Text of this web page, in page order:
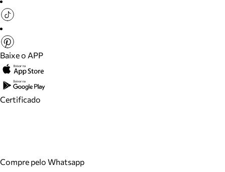
Baixe o APP
Certificado
Compre pelo Whatsapp